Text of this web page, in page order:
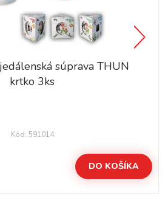
súprava THUN
krtko 3ks
Kód: 591014
DO KOŠÍKA